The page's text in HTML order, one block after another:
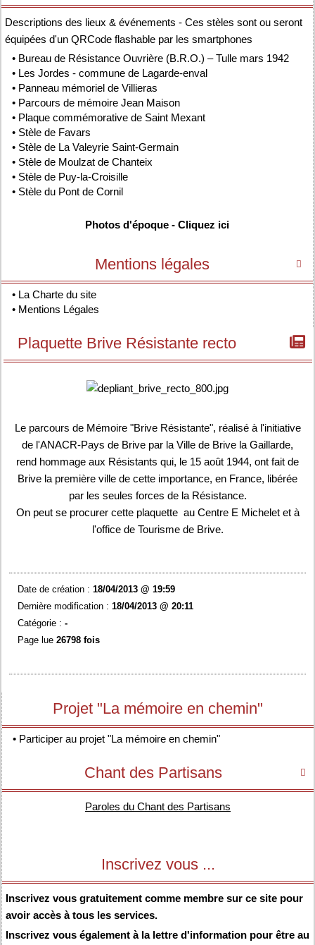
Descriptions des lieux & événements - Ces stèles sont ou seront
équipées d'un QRCode flashable par les smartphones
• Bureau de Résistance Ouvrière (B.R.O.) – Tulle mars 1942
• Les Jordes - commune de Lagarde-enval
• Panneau mémoriel de Villieras
• Parcours de mémoire Jean Maison
• Plaque commémorative de Saint Mexant
• Stèle de Favars
• Stèle de La Valeyrie Saint-Germain
• Stèle de Moulzat de Chanteix
• Stèle de Puy-la-Croisille
• Stèle du Pont de Cornil
Photos d'époque - Cliquez ici

Mentions légales
• La Charte du site
• Mentions Légales
Plaquette Brive Résistante recto
Le parcours de Mémoire "Brive Résistante", réalisé à l'initiative
de l'ANACR-Pays de Brive par la Ville de Brive la Gaillarde,
rend hommage aux Résistants qui, le 15 août 1944, ont fait de
Brive la première ville de cette importance, en France, libérée
par les seules forces de la Résistance.
On peut se procurer cette plaquette au Centre E Michelet et à
l'office de Tourisme de Brive.
Date de création : 18/04/2013 @ 19:59
Dernière modification : 18/04/2013 @ 20:11
Catégorie : -
Page lue 26798 fois
Projet "La mémoire en chemin"
• Participer au projet "La mémoire en chemin"

Chant des Partisans
Paroles du Chant des Partisans
Inscrivez vous ...
Inscrivez vous gratuitement comme membre sur ce site pour
avoir accès à tous les services.
Inscrivez vous également à la lettre d'information pour être au